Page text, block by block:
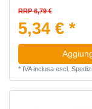
RRP 6,79 €
5,34 € *
* IVA inclusaescl.